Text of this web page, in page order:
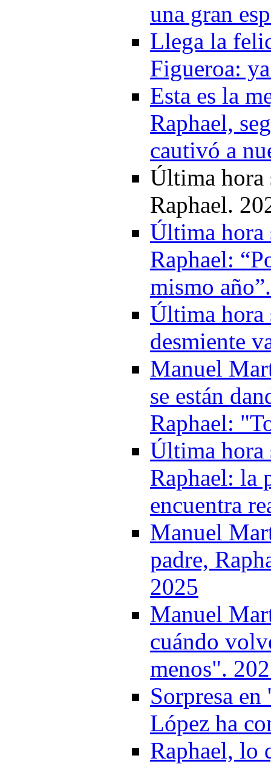
una gran
Llega la
Figueroa:
Esta es la
Raphael,
cautivó a
Última hora
Raphael.
Última hora
Raphael:
mismo
Última hora
desmiente
Manuel
se están
Raphael:
Última hora
Raphael: la
encuentra
Manuel
padre,
2025
Manuel
cuándo
menos".
Sorpresa
López ha
Raphael, lo